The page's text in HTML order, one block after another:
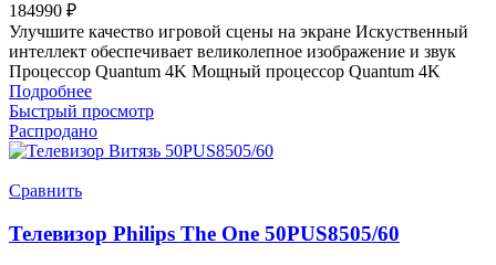
184990 ₽
Улучшите качество игровой сцены на экране Искуственный
интеллект обеспечивает великолепное изображение и звук
Процессор Quantum 4K Мощный процессор Quantum 4K
Подробнее
Быстрый просмотр
Распродано
Сравнить
Телевизор Philips The One 50PUS8505/60